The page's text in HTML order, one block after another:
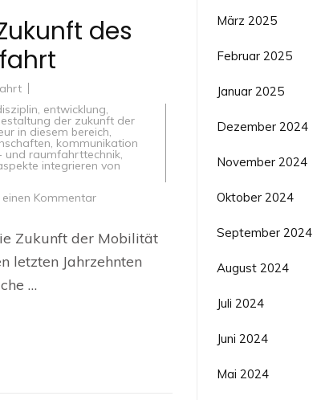
des
, entwicklung,
der zukunft der
in diesem bereich,
, kommunikation
und raumfahrttechnik,
integrieren von
Kommentarzu
und
Raumfahrttechnik:
Die
Zukunft
Zukunft der Mobilität
letzten Jahrzehnten
…
März 2025
Februar 2025
Januar 2025
Dezember 2024
November 2024
Oktober 2024
September 2024
August 2024
Juli 2024
Juni 2024
Mai 2024